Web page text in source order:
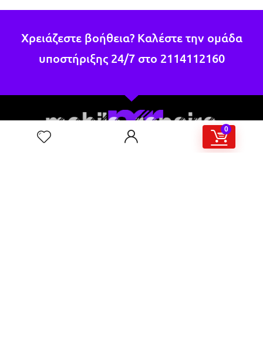
0
Χρειάζεστε βοήθεια? Καλέστε την ομάδα
υποστήριξης 24/7 στο 2114112160